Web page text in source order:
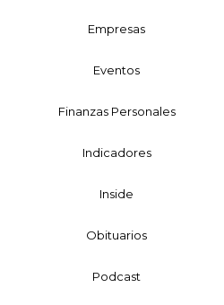
Empresas
Eventos
Finanzas Personales
Indicadores
Inside
Obituarios
Podcast